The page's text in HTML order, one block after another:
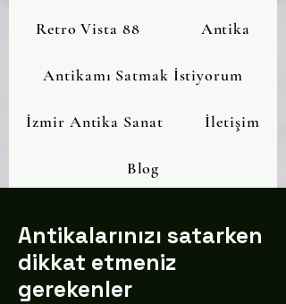
Retro Vista 88 Antika
Antikamı Satmak İstiyorum
İzmir Antika Sanat İletişim
Blog
Antikalarınızı satarken
dikkat etmeniz
gerekenler